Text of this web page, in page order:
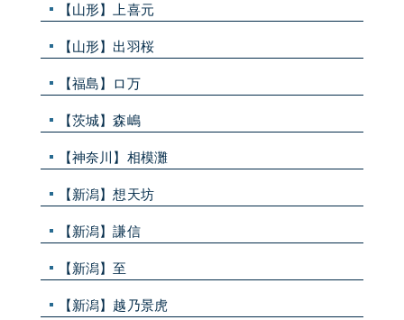
【山形】上喜元
【山形】出羽桜
【福島】ロ万
【茨城】森嶋
【神奈川】相模灘
【新潟】想天坊
【新潟】謙信
【新潟】至
【新潟】越乃景虎